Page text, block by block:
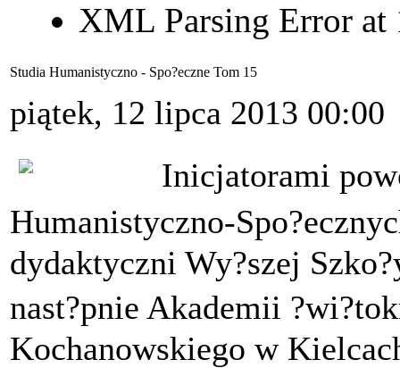
XML Parsing Error at
Studia Humanistyczno - Spo?eczne Tom 15
piątek, 12 lipca 2013 00:00
Inicjatorami
Humanistyczno-
dydaktyczni Wy?szej
nast?pnie Akademii
Kochanowskiego w